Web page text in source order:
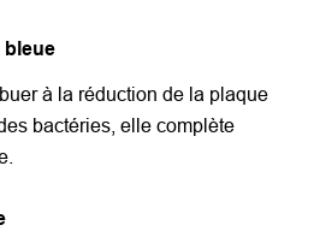
bleue
à la réduction de la plaque
bactéries, elle complète